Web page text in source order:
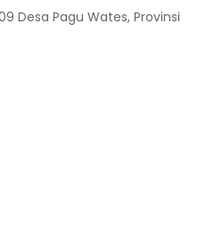
Desa Pagu Wates, Provinsi